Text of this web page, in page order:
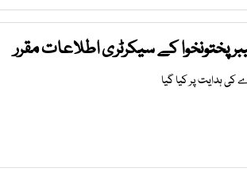
پختونخوا کے سیکرٹری اطلاعات مقرر
کی ہدایت پر کیا گیا